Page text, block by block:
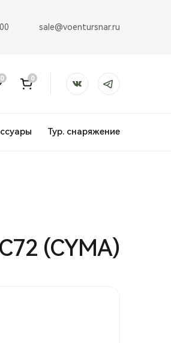
sale@voentursnar.ru
0 0
Тур. снаряжение
(CYMA)